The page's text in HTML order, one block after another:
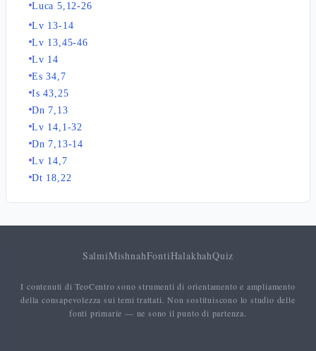
Luca 5,12-26
Lv 13-14
Lv 13,45-46
Lv 14
Es 34,7
Is 43,25
Dn 7,13
Lv 14,1-32
Dn 7,13-14
Lv 14,7
Dt 18,22
SalmiMishnahFontiHalakhahQuiz
I contenuti di TeoCentro sono strumenti di orientamento e ampliamento
della consapevolezza sui temi trattati. Non sostituiscono lo studio delle
fonti primarie — ne sono il punto di partenza.